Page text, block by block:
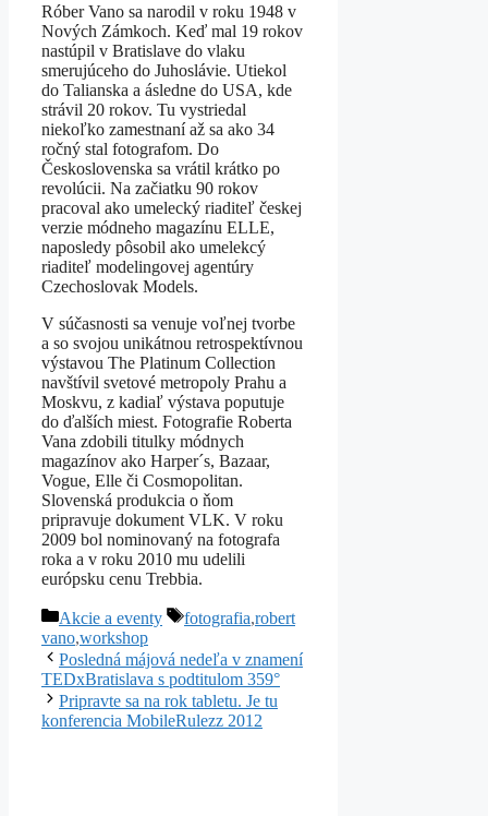
Róber Vano sa narodil v roku 1948 v
Nových Zámkoch. Keď mal 19 rokov
nastúpil v Bratislave do vlaku
smerujúceho do Juhoslávie. Utiekol
do Talianska a ásledne do USA, kde
strávil 20 rokov. Tu vystriedal
niekoľko zamestnaní až sa ako 34
ročný stal fotografom. Do
Československa sa vrátil krátko po
revolúcii. Na začiatku 90 rokov
pracoval ako umelecký riaditeľ českej
verzie módneho magazínu ELLE,
naposledy pôsobil ako umelekcý
riaditeľ modelingovej agentúry
Czechoslovak Models.
V súčasnosti sa venuje voľnej tvorbe
a so svojou unikátnou retrospektívnou
výstavou The Platinum Collection
navštívil svetové metropoly Prahu a
Moskvu, z kadiaľ výstava poputuje
do ďalších miest. Fotografie Roberta
Vana zdobili titulky módnych
magazínov ako Harper´s, Bazaar,
Vogue, Elle či Cosmopolitan.
Slovenská produkcia o ňom
pripravuje dokument VLK. V roku
2009 bol nominovaný na fotografa
roka a v roku 2010 mu udelili
európsku cenu Trebbia.
Kategórie
Akcie a eventy Značky
fotografia,robert
vano,workshop
Posledná májová nedeľa v znamení
TEDxBratislava s podtitulom 359°
Pripravte sa na rok tabletu. Je tu
konferencia MobileRulezz 2012